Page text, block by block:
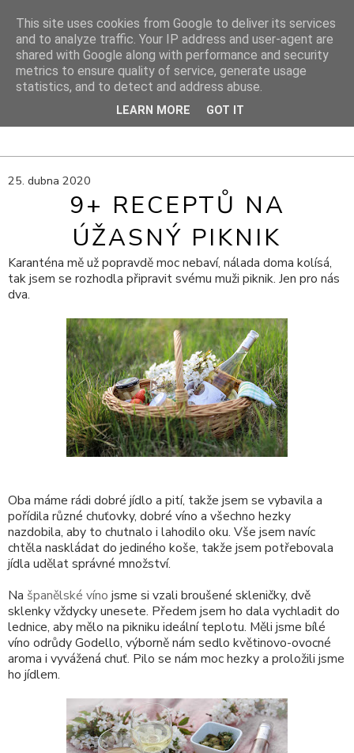
DIY PROJEKTY
DIY blog s návody, výtvarnými tipy a cestami za inspirací
25. dubna 2020
9+ RECEPTŮ NA
ÚŽASNÝ PIKNIK
Karanténa mě už popravdě moc nebaví, nálada doma kolísá,
tak jsem se rozhodla připravit svému muži piknik. Jen pro nás
dva.
Oba máme rádi dobré jídlo a pití, takže jsem se vybavila a
pořídila různé chuťovky, dobré víno a všechno hezky
nazdobila, aby to chutnalo i lahodilo oku. Vše jsem navíc
chtěla naskládat do jediného koše, takže jsem potřebovala
jídla udělat správné množství.
Na španělské víno jsme si vzali broušené skleničky, dvě
sklenky vždycky unesete. Předem jsem ho dala vychladit do
lednice, aby mělo na pikniku ideální teplotu. Měli jsme bílé
víno odrůdy Godello, výborně nám sedlo květinovo-ovocné
aroma i vyvážená chuť. Pilo se nám moc hezky a proložili jsme
ho jídlem.
This site uses cookies from Google to deliver its services
and to analyze traffic. Your IP address and user-agent are
shared with Google along with performance and security
metrics to ensure quality of service, generate usage
statistics, and to detect and address abuse.
LEARN MORE GOT IT